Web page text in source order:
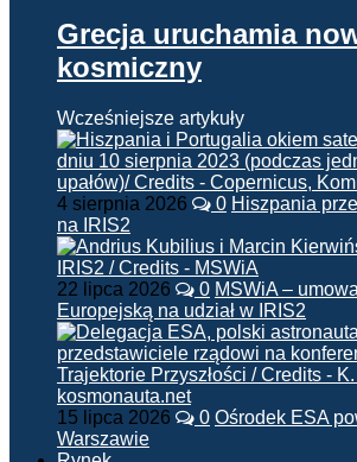
Grecja uruchamia
kosmiczny
Wcześniejsze artykuły
4 sierpnia 2026 0 Hiszpania
na IRIS2
22 lipca 2026 0 MSWiA –
Europejską na udział w IRIS2
15 lipca 2026 0 Ośrodek ESA
Warszawie